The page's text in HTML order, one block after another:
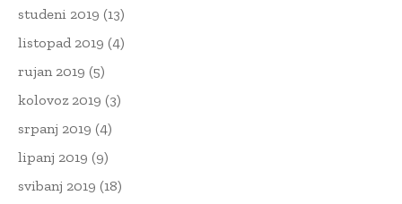
studeni 2019 (13)
listopad 2019 (4)
rujan 2019 (5)
kolovoz 2019 (3)
srpanj 2019 (4)
lipanj 2019 (9)
svibanj 2019 (18)